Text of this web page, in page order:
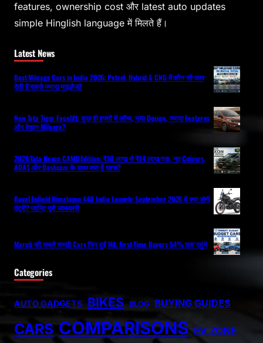
features, ownership cost और latest auto updates
simple Hinglish language में मिलते हैं।
Latest News
Best Mileage Cars in India 2026: Petrol, Hybrid & CNG में कौन सी कार
देती है सबसे ज्यादा माइलेज?
New Tata Tigor Facelift: कुछ ही हफ्तों में लॉन्च, नया Design, ज्यादा Features
और बेहतर Mileage?
2026 Tata Nexon CAMO Edition: ₹10 लाख से ₹14 लाख तक, नए Colours,
ADAS और Dashcam के साथ क्या है खास?
Royal Enfield Himalayan 440 India Launch: September 2026 में क्या होगी
एंट्री? जानिए पूरी जानकारी
Maruti की सबसे सस्ती Cars फिर हुईं Hit: First-Time Buyers 54% तक पहुंचे
Categories
AUTO GADGETS BIKES BLOG BUYING GUIDES
CARS COMPARISONS EV ZONE